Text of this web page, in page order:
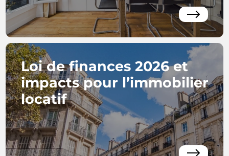
Loi de finances 2026 et
impacts pour l’immobilier
locatif